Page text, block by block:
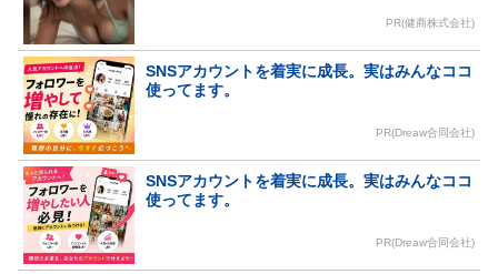
PR(健商株式会社)
SNSアカウントを着実に成長。実はみんなココ
使ってます。
PR(Dreaw合同会社)
SNSアカウントを着実に成長。実はみんなココ
使ってます。
PR(Dreaw合同会社)